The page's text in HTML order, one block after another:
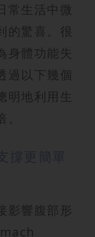
常生活中微
的驚喜。很
身體功能失
過以下幾個
明地利用生
影響腹部形